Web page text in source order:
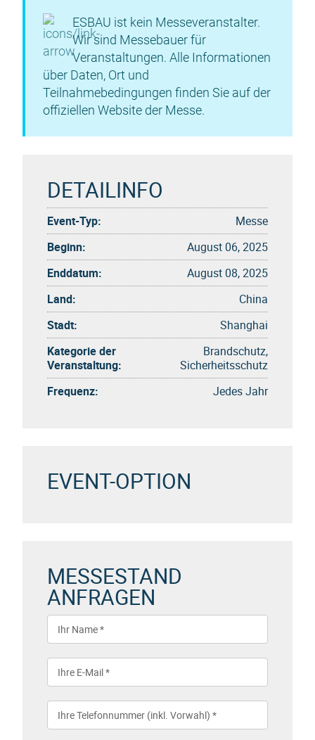
ESBAU ist kein Messeveranstalter.
Wir sind Messebauer für
Veranstaltungen. Alle Informationen
über Daten, Ort und
Teilnahmebedingungen finden Sie auf der
offiziellen Website der Messe.
DETAILINFO
Event-Typ:
Messe
Beginn:
August 06, 2025
Enddatum:
August 08, 2025
Land:
China
Stadt:
Shanghai
Kategorie der
Veranstaltung:
Brandschutz,
Sicherheitsschutz
Frequenz:
Jedes Jahr
EVENT-OPTION
MESSESTAND
ANFRAGEN